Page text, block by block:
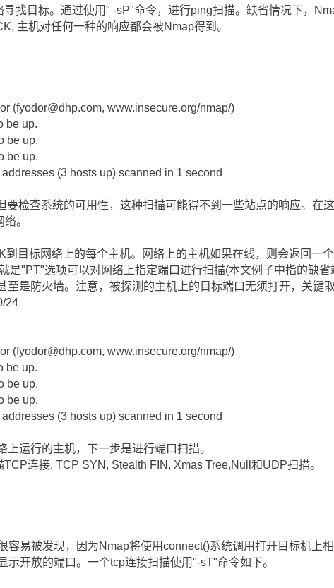
寻找目标。通过使用" -sP"命令，进行ping扫描。缺省情况下，
主机对任何一种的响应都会被Nmap得到。
(fyodor@dhp.com, www.insecure.org/nmap/)
be up.
be up.
be up.
(3 hosts up) scanned in 1 second
要检查系统的可用性，这种扫描可能得不到一些站点的响应。在
。
目标网络上的每个主机。网络上的主机如果在线，则会返回一
是"PT"选项可以对网络上指定端口进行扫描(本文例子中指的缺省
至是防火墙。注意，被探测的主机上的目标端口无须打开，关键
24
(fyodor@dhp.com, www.insecure.org/nmap/)
be up.
be up.
be up.
(3 hosts up) scanned in 1 second
上运行的主机，下一步是进行端口扫描。
连接, TCP SYN, Stealth FIN, Xmas Tree,Null和UDP扫描。
容易被发现，因为Nmap将使用connect()系统调用打开目标机上
示开放的端口。一个tcp连接扫描使用"-sT"命令如下。